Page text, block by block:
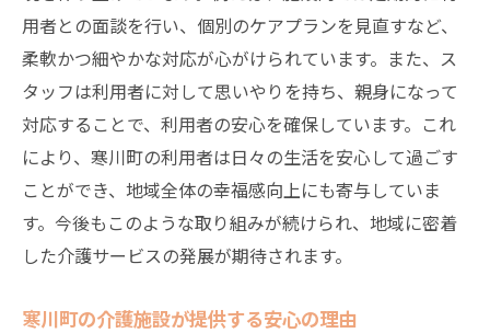
用者との面談を行い、個別のケアプランを見直すなど、
柔軟かつ細やかな対応が心がけられています。また、ス
タッフは利用者に対して思いやりを持ち、親身になって
対応することで、利用者の安心を確保しています。これ
により、寒川町の利用者は日々の生活を安心して過ごす
ことができ、地域全体の幸福感向上にも寄与していま
す。今後もこのような取り組みが続けられ、地域に密着
した介護サービスの発展が期待されます。
寒川町の介護施設が提供する安心の理由